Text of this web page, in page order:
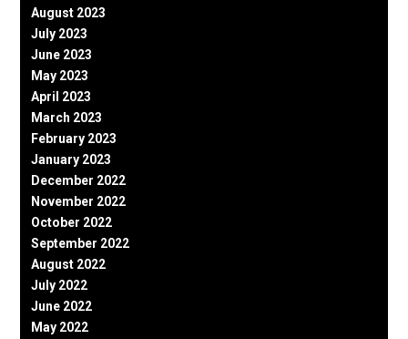
August 2023
July 2023
June 2023
May 2023
April 2023
March 2023
February 2023
January 2023
December 2022
November 2022
October 2022
September 2022
August 2022
July 2022
June 2022
May 2022